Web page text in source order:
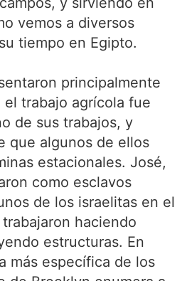
vemos a diversos
tiempo en Egipto.
principalmente
el trabajo agrícola fue
de sus trabajos, y
que algunos de ellos
estacionales. José,
como esclavos
de los israelitas en el
haciendo
estructuras. En
más específica de los